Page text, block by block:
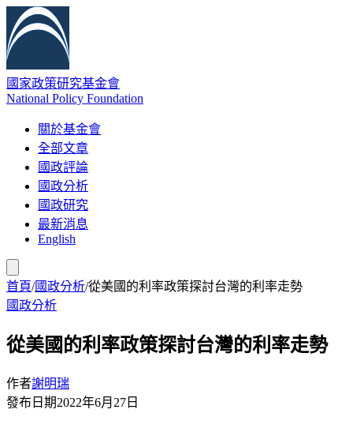
國家政策研究基金會
National Policy Foundation
關於基金會
全部文章
國政評論
國政分析
國政研究
最新消息
English
首頁/國政分析/從美國的利率政策探討台灣的利率走勢
國政分析
從美國的利率政策探討台灣的利率走勢
作者謝明瑞
發布日期2022年6月27日